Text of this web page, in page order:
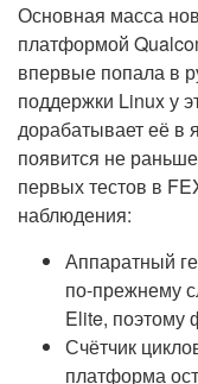
Основная масса
платформой
впервые попала в
поддержки Linux у
дорабатывает её в
появится не
первых тестов в
наблюдения:
Аппаратный
по-прежнему
Elite, поэтому
Счётчик
платформа